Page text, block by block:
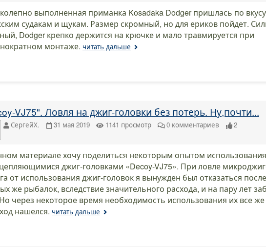
выполненная приманка Kosadaka Dodger пришлась по вкусу
судакам и щукам. Размер скромный, но для ериков пойдет.
Dodger крепко держится на крючке и мало травмируется при
монтаже. читать дальше
VJ75". Ловля на джиг-головки без потерь. Ну,почти...
СергейХ. 31 мая 2019 1141 просмотр 0 комментариев 2
материале хочу поделиться некоторым опытом использования
джиг-головками «Decoy-VJ75». При ловле
от использования джиг-головок я вынужден был отказаться
же рыбалок, вследствие значительного расхода, и на пару лет
через некоторое время необходимость использования их все же
нашелся. читать дальше